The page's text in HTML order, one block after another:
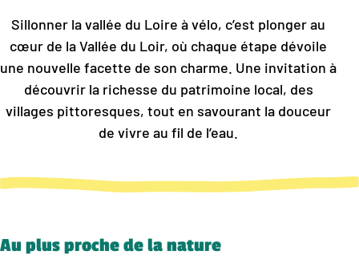
Sillonner la vallée du Loire à vélo, c’est plonger au
cœur de la Vallée du Loir, où chaque étape dévoile
une nouvelle facette de son charme. Une invitation à
découvrir la richesse du patrimoine local, des
villages pittoresques, tout en savourant la douceur
de vivre au fil de l’eau.
Au plus proche de la nature